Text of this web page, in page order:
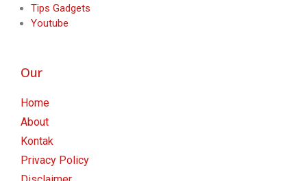
Tips Gadgets
Youtube
Our
Home
About
Kontak
Privacy Policy